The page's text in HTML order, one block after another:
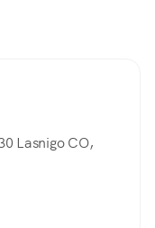
Lasnigo CO,